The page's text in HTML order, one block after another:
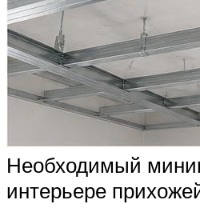
Необходимый
интерьере